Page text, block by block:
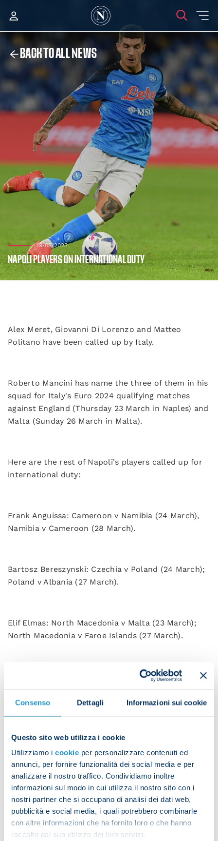
Consenso Dettagli Informazioni sui cookie
Questo sito web utilizza i cookie
Utilizziamo i cookie per personalizzare contenuti ed
annunci, per fornire funzionalità dei social media e per
analizzare il nostro traffico. Condividiamo inoltre
informazioni sul modo in cui utilizza il nostro sito con i
nostri partner che si occupano di analisi dei dati web,
pubblicità e social media, i quali potrebbero combinarle
con altre informazioni che ha fornito loro o che hanno
raccolto dal suo utilizzo dei loro servizi.
BACK TO ALL NEWS
19/03/2023
NAPOLI PLAYERS ON INTERNATIONAL DUTY
Alex Meret, Giovanni Di Lorenzo and Matteo
Politano have been called up by Italy.
Roberto Mancini has name the three of them in his
squad for Italy's Euro 2024 qualifying matches
against England (Thursday 23 March in Naples) and
Malta (Sunday 26 March in Malta).
Here are the rest of Napoli's players called up for
international duty:
Frank Anguissa: Cameroon v Namibia (24 March),
Namibia v Cameroon (28 March).
Bartosz Bereszynski: Czechia v Poland (24 March);
Poland v Albania (27 March).
Elif Elmas: North Macedonia v Malta (23 March);
North Macedonia v Faroe Islands (27 March).
Stanislav Lobotka: Slovakia v Luxembourg (23
March).
Hirving Lozano: Suriname v Mexico (24 March);
Mexico v Jamaica (27 March).
Leo Ostigard: Spain v Norway (25 March); Georgia v
Norway (28 March).